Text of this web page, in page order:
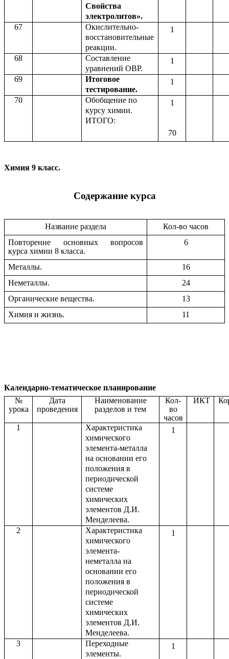
Свойства
электролитов».
67
Окислительно-
восстановительные
реакции.
1
68
Составление
уравнений ОВР.
1
69
Итоговое
тестирование.
1
70
Обобщение по
курсу химии.
ИТОГО:
1
70
Химия 9 класс.
Содержание курса
Название раздела
Кол-во часов
Повторение основных вопросов
курса химии 8 класса.
6
Металлы.
16
Неметаллы.
24
Органические вещества.
13
Химия и жизнь.
11
Календарно-тематическое планирование
№
урока
Дата
проведения
Наименование
разделов и тем
Кол-
во
часов
ИКТ
1
Характеристика
химического
элемента-металла
на основании его
положения в
периодической
системе
химических
элементов Д.И.
Менделеева.
1
2
Характеристика
химического
элемента-
неметалла на
основании его
положения в
периодической
системе
химических
элементов Д.И.
Менделеева.
1
3
Переходные
элементы.
1